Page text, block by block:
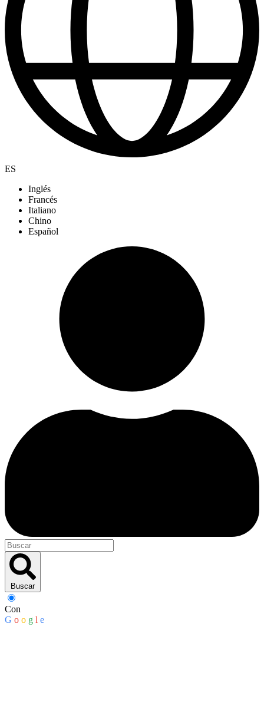
ES
Inglés
Francés
Italiano
Chino
Español
Buscar
Con
G o o g l e